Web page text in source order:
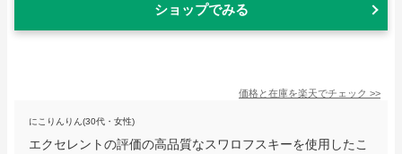
ショップでみる
価格と在庫を楽天でチェック >>
にこりんりん(30代・女性)
エクセレントの評価の高品質なスワロフスキーを使用したこ